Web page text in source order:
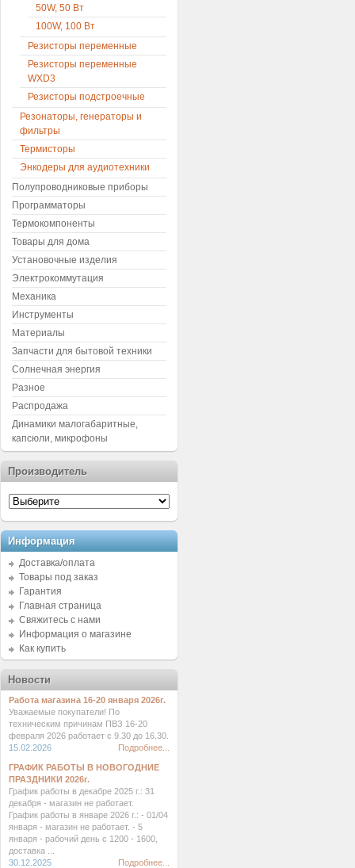
50W, 50 Вт
100W, 100 Вт
Резисторы переменные
Резисторы переменные
WXD3
Резисторы подстроечные
Резонаторы, генераторы и
фильтры
Термисторы
Энкодеры для аудиотехники
Полупроводниковые приборы
Программаторы
Термокомпоненты
Товары для дома
Установочные изделия
Электрокоммутация
Механика
Инструменты
Материалы
Запчасти для бытовой техники
Солнечная энергия
Разное
Распродажа
Динамики малогабаритные,
капсюли, микрофоны
Производитель
Информация
Доставка/оплата
Товары под заказ
Гарантия
Главная страница
Свяжитесь с нами
Информация о магазине
Как купить
Новости
Работа магазина 16-20 января 2026г.
Уважаемые покупатели! По
техническим причинам ПВЗ 16-20
февраля 2026 работает с 9.30 до 16.30.
15.02.2026
Подробнее...
ГРАФИК РАБОТЫ В НОВОГОДНИЕ
ПРАЗДНИКИ 2026г.
График работы в декабре 2025 г.: 31
декабря - магазин не работает.
График работы в январе 2026 г.: - 01/04
января - магазин не работает. - 5
января - рабочий день с 1200 - 1600,
доставка ...
30.12.2025
Подробнее...